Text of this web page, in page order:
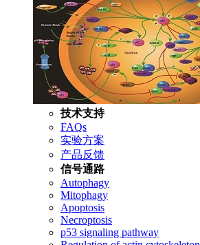
技术支持
FAQs
实验方案
产品反馈
信号通路
Autophagy
Mitophagy
Apoptosis
Necroptosis
p53 signaling pathway